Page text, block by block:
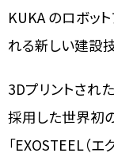
KUKA のロボッ
れる新しい建設
3Dプリントされ
採用した世界初
「EXOSTEEL（